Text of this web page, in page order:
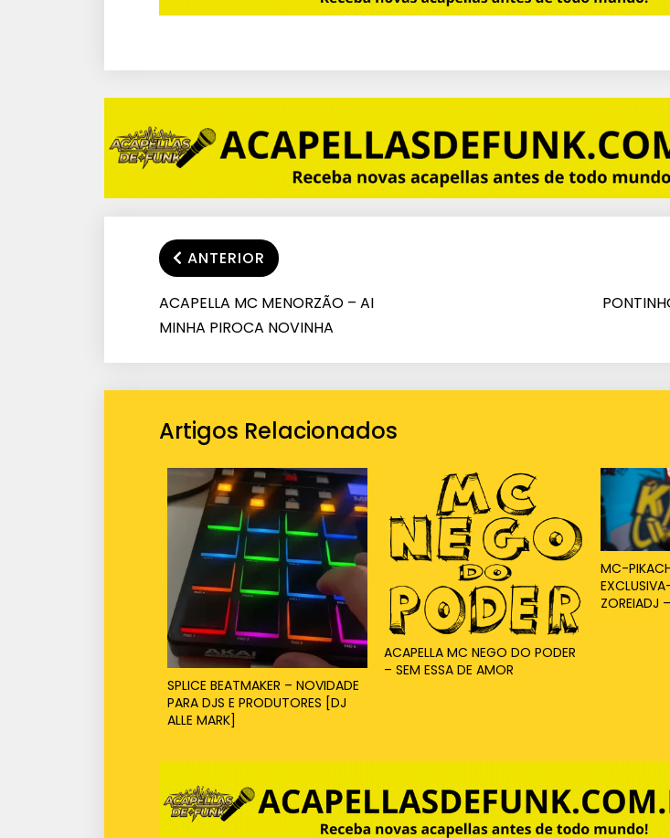
ANTERIOR
ACAPELLA MC MENORZÃO – AI
MINHA PIROCA NOVINHA
Artigos Relacionados
SPLICE BEATMAKER – NOVIDADE
PARA DJS E PRODUTORES [DJ
ALLE MARK]
ACAPELLA MC NEGO DO PODER
– SEM ESSA DE AMOR
MC-